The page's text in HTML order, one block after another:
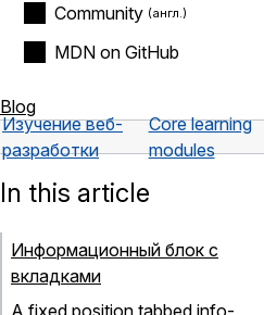
Community
MDN on GitHub
Blog
Изучение веб-
разработки
Core learning
modules
In this article
Информационный блок с
вкладками